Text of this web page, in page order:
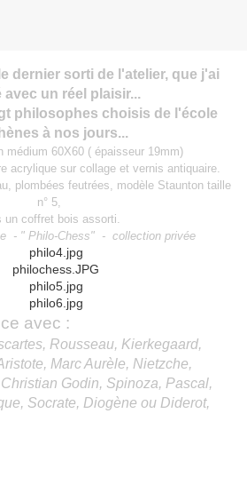
dernier sorti de l'atelier, que j'ai
avec un réel plaisir...
philosophes choisis de l'école
à nos jours...
médium 60X60 ( épaisseur 19mm)
acrylique sur collage et vernis antiquaire.
plombées feutrées, modèle Staunton taille
n° 5,
un coffret bois assorti.
- " Philo-Chess" - collection privée
avec :
Rousseau, Kierkegaard,
Marc Aurèle, Nietzche,
Godin, Spinoza, Pascal,
Socrate, Diogène ou Diderot,